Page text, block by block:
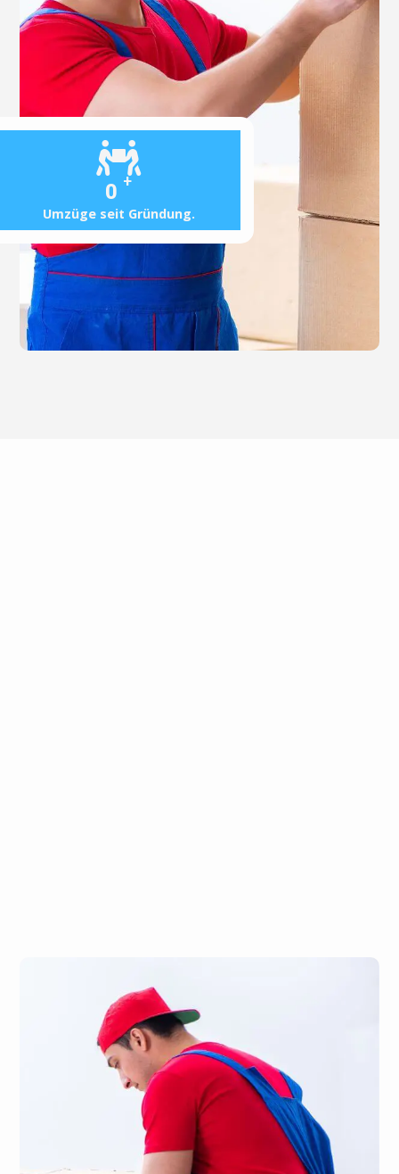
0 +
Umzüge seit Gründung.